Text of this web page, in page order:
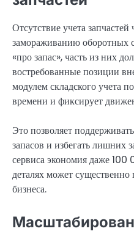
Отсутствие учета
замораживанию оборотных
«про запас», часть из них
востребованные позиции
модулем складского учета
времени и фиксирует
Это позволяет
запасов и избегать лишних
сервиса экономия даже
деталях может
бизнеса.